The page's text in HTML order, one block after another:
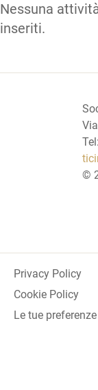
Nessuna
inseriti.
©
Privacy Policy
Cookie Policy
Le tue